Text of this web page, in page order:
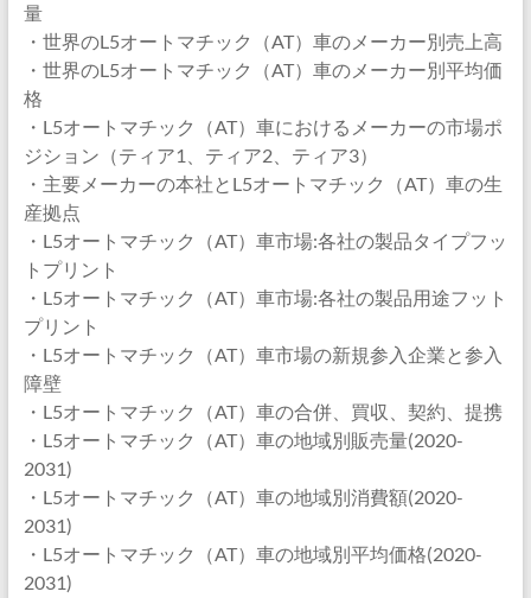
量
・世界のL5オートマチック（AT）車のメーカー別売上高
・世界のL5オートマチック（AT）車のメーカー別平均価
格
・L5オートマチック（AT）車におけるメーカーの市場ポ
ジション（ティア1、ティア2、ティア3）
・主要メーカーの本社とL5オートマチック（AT）車の生
産拠点
・L5オートマチック（AT）車市場:各社の製品タイプフッ
トプリント
・L5オートマチック（AT）車市場:各社の製品用途フット
プリント
・L5オートマチック（AT）車市場の新規参入企業と参入
障壁
・L5オートマチック（AT）車の合併、買収、契約、提携
・L5オートマチック（AT）車の地域別販売量(2020-
2031)
・L5オートマチック（AT）車の地域別消費額(2020-
2031)
・L5オートマチック（AT）車の地域別平均価格(2020-
2031)